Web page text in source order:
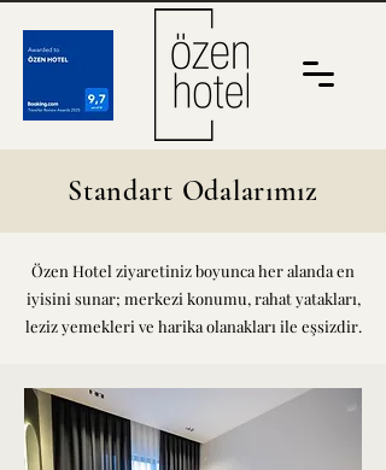
Standart Odalarımız
Özen Hotel ziyaretiniz boyunca her alanda en
iyisini sunar; merkezi konumu, rahat yatakları,
leziz yemekleri ve harika olanakları ile eşsizdir.